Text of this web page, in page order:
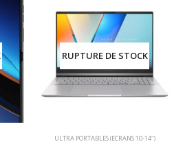
RUPTURE DE STOCK
ULTRA PORTABLES (ECRANS 10-14")